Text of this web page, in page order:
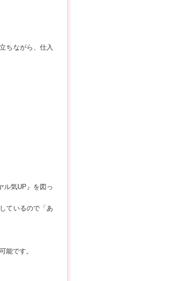
ちながら、仕入
ル気UP』を図っ
ているので「あ
能です。